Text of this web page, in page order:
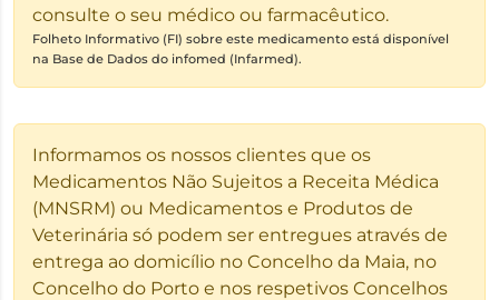
consulte o seu médico ou farmacêutico.
Folheto Informativo (FI) sobre este medicamento está disponível
na Base de Dados do infomed (Infarmed).
Informamos os nossos clientes que os
Medicamentos Não Sujeitos a Receita Médica
(MNSRM) ou Medicamentos e Produtos de
Veterinária só podem ser entregues através de
entrega ao domicílio no Concelho da Maia, no
Concelho do Porto e nos respetivos Concelhos